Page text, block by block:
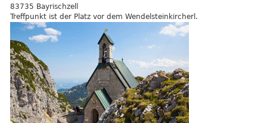
83735 Bayrischzell
Treffpunkt ist der Platz vor dem Wendelsteinkircherl.